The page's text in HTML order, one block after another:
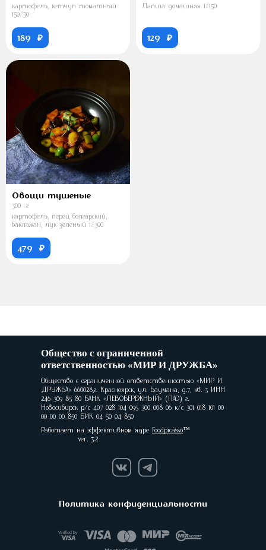
картофель, кетчуп томатный
150/30
189 ₽
Лапша домашняя 1/150
129 ₽
Овощи тушеные
300 г
картофель, перец болгарский,
баклажан, лук зеленый 1/300
479 ₽
Общество с ограниченной
ответственностью «МИР И ДРУЖБА»
Общество с ограниченной ответственностью «МИР И
ДРУЖБА» 660028,г. Красноярск, ул. Баумана, д.7, кв. 3 ИНН
246 309 85 80 БАНК «ЛЕВОБЕРЕЖНЫЙ» (ПАО) г.
Новосибирск р/с 407 028 104 095 300 008 06 к/с 301 018 101 00
00 00 00 850 БИК 04 50 04 850
Работает на эффективном ядре Foodpicásso
ver. 3.2
Политика конфиденциальности